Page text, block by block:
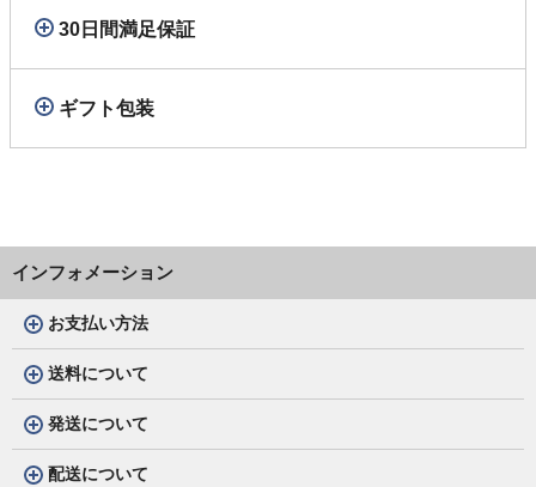
30日間満足保証
ギフト包装
インフォメーション
お支払い方法
送料について
発送について
配送について